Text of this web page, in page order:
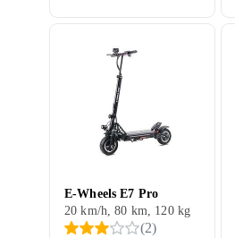
E-Wheels E7 Pro
20 km/h, 80 km, 120 kg
(2)